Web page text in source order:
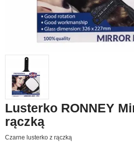
Lusterko RONNEY
rączką
Czarne lusterko z rączką